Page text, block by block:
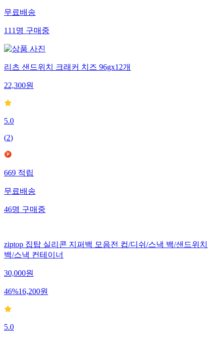
무료배송
111 명 구매중
리츠 샌드위치 크래커 치즈 96gx12개
22,300원
5.0
(2)
669 적립
무료배송
46명 구매중
ziptop 집탑 실리콘 지퍼백 모음전 컵/디쉬/스낵 백/샌드위치
백/스낵 컨테이너
30,000원
46%16,200원
5.0